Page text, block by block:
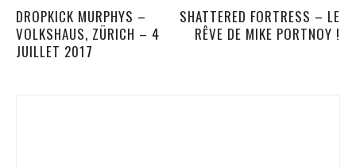
DROPKICK MURPHYS –
VOLKSHAUS, ZÜRICH – 4
JUILLET 2017
SHATTERED FORTRESS – LE
RÊVE DE MIKE PORTNOY !